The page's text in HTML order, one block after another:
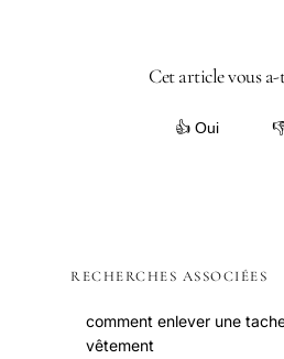
Cet article vous
👍 Oui
RECHERCHES ASSOCIÉES
comment enlever une
vêtement